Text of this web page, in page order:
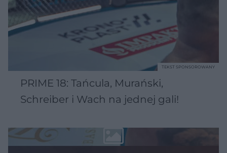
PRIME 18: Tańcula, Murański,
Schreiber i Wach na jednej gali!
TEKST SPONSOROWANY